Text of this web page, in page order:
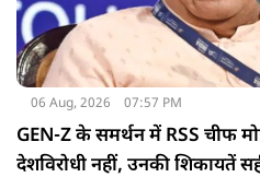
06 Aug, 2026 07:57 PM
GEN-Z के समर्थन में RSS चीफ
देशविरोधी नहीं, उनकी शिकायतें